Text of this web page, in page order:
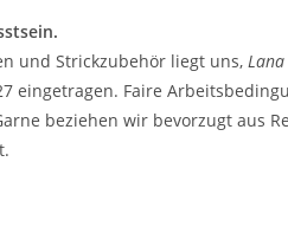
und Strickzubehör liegt uns, Lana
eingetragen. Faire
beziehen wir bevorzugt aus